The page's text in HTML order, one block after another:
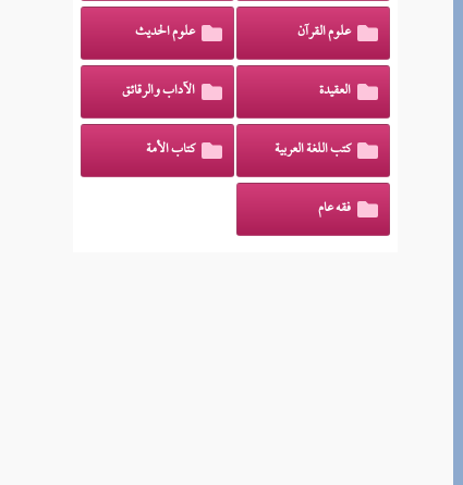
علوم القرآن علوم الحديث
العقيدة الآداب والرقائق
كتب اللغة العربية كتاب الأمة
فقه عام